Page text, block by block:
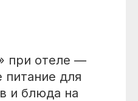
при отеле —
питание для
и блюда на